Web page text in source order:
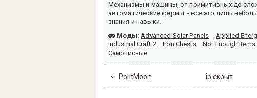
Механизмы и машины, от примитивных до
автоматические фермы, - все это лишь
знания и навыки.
Моды: Advanced Solar Panels Applied
Industrial Craft 2
Iron Chests Not Enough Items
Самописные
PolitMoon ip скрыт